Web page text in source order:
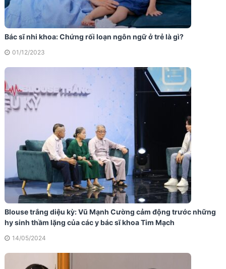
Bác sĩ nhi khoa: Chứng rối loạn ngôn ngữ ở trẻ là gì?
01/12/2023
Blouse trắng diệu kỳ: Vũ Mạnh Cường cảm động trước những
hy sinh thầm lặng của các y bác sĩ khoa Tim Mạch
14/05/2024